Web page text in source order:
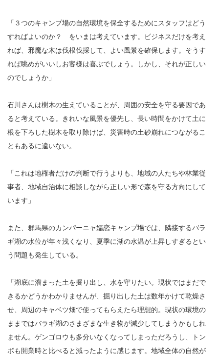
「３つのキャンプ場の自然環境を保全するためにスタッフはどう
すればよいのか？ をいまは考えています。ビジネスだけを考え
れば、邪魔な木は伐根伐採して、よい風景を確保します。そうす
れば眺めがいいしお客様は喜ぶでしょう。しかし、それが正しい
のでしょうか」
石川さんは樹木の生えていることが、周囲の安全を守る要因であ
ると考えている。きれいな風景を優先し、長い時間をかけて土に
根を下ろした樹木を取り除けば、災害時の土砂崩れにつながるこ
ともあるに違いない。
「これは地権者だけの判断で行うよりも、地域の人たちや林業従
事者、地域自治体に相談しながら正しい形で森を守る方向にして
います」
また、群馬県のカンパーニャ嬬恋キャンプ場では、隣接するバラ
ギ湖の水位が年々浅くなり、夏季に湖の水温が上昇しすぎるとい
う問題も発生している。
「湖底に溜まった土を掘り出し、水を守りたい。現状ではまだで
きるかどうかわかりませんが、掘り出した土は数年かけて乾燥さ
せ、周辺のキャベツ畑で使ってもらえたら理想的。現状の環境の
ままではバラギ湖のさまざまな生き物が減少してしまうかもしれ
ません。ゲンゴロウも多分いなくなってしまっただろうし、トン
ボも開業時と比べると減ったように感じます。地域全体の自然が